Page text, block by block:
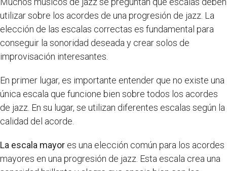
utilizar sobre los acordes de una progresión de jazz. La
elección de las escalas correctas es fundamental para
conseguir la sonoridad deseada y crear solos de
improvisación interesantes.
En primer lugar, es importante entender que no existe una
única escala que funcione bien sobre todos los acordes
de jazz. En su lugar, se utilizan diferentes escalas según la
calidad del acorde.
La escala mayor es una elección común para los acordes
mayores en una progresión de jazz. Esta escala crea una